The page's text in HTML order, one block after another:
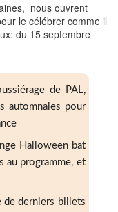
nous ouvrent
le célébrer comme il
du 15 septembre
de PAL,
automnales pour
Halloween bat
au programme, et
de derniers billets